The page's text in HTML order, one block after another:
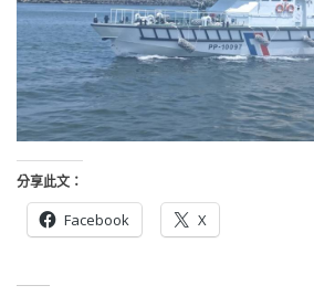
分享此文：
Facebook X